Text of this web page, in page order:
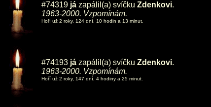
#74319 já zapálil(a) svíčku Zdenkovi.
1963-2000. Vzpomínám.
Hoří už 2 roky, 124 dní, 10 hodin a 13 minut.
#74193 já zapálil(a) svíčku Zdenkovi.
1963-2000. Vzpomínám.
Hoří už 2 roky, 147 dní, 4 hodiny a 25 minut.